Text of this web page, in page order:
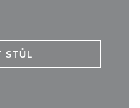
STŮL